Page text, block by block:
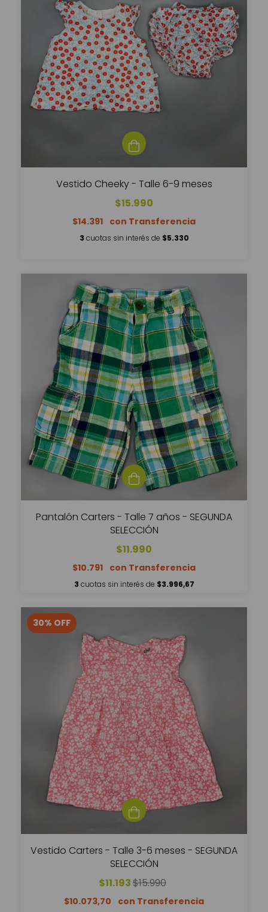
Vestido Cheeky - Talle 6-9 meses
$15.990
$14.391
3 cuotas sin interés de $5.330
Pantalón Carters - Talle 7 años - SEGUNDA
SELECCIÓN
$11.990
$10.791
3 cuotas sin interés de $3.996,67
30% OFF
Vestido Carters - Talle 3-6 meses - SEGUNDA
SELECCIÓN
$11.193$15.990
$10.073,70